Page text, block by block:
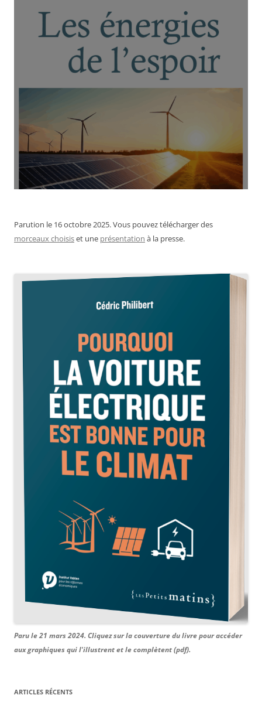
Parution le 16 octobre 2025. Vous pouvez télécharger des
morceaux choisiset une présentation à la presse.
Paru le 21 mars 2024. Cliquez sur la couverture du livre pour accéder
aux graphiques qui l'illustrent et le complètent (pdf).
ARTICLES RÉCENTS